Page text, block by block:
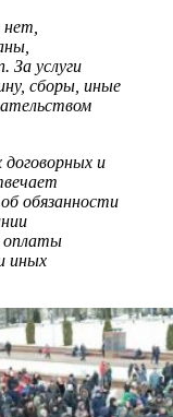
За услуги
сборы, иные
договорных и
обязанности
оплаты
иных